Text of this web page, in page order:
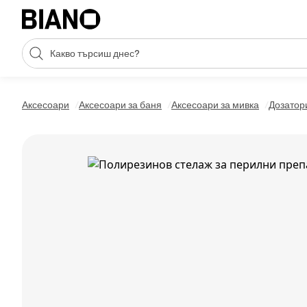
Пропускане към съдържанието
Търсене
Аксесоари Аксесоари за баня Аксесоари за мивка